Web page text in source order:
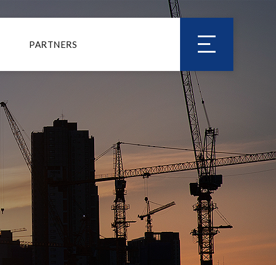
PARTNERS